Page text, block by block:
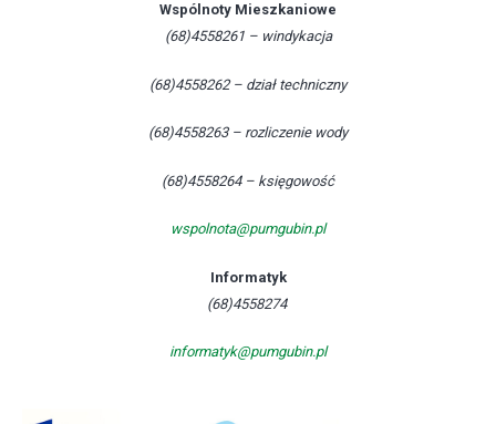
Wspólnoty Mieszkaniowe
(68)4558261 – windykacja
(68)4558262 – dział techniczny
(68)4558263 – rozliczenie wody
(68)4558264 – księgowość
wspolnota@pumgubin.pl
Informatyk
(68)4558274
informatyk@pumgubin.pl